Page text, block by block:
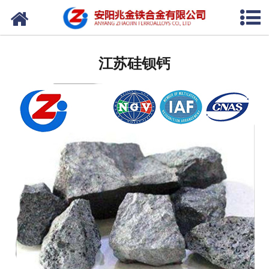
网站首页
江苏硅锰
江苏铬铁
江苏磷铁
江苏锰铁
江苏增碳剂
江苏硅钡钙